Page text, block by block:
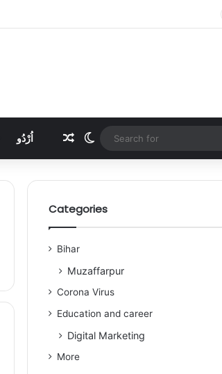
اُرْدُو Random Article
Switch skin
Categories
Bihar
Muzaffarpur
Corona Virus
Education and career
Digital Marketing
More